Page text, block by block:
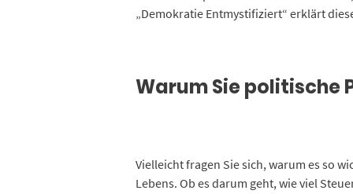
„Demokratie Entmystifiziert“ erklärt
Warum Sie politische
Vielleicht fragen Sie sich, warum es so
Lebens. Ob es darum geht, wie viel